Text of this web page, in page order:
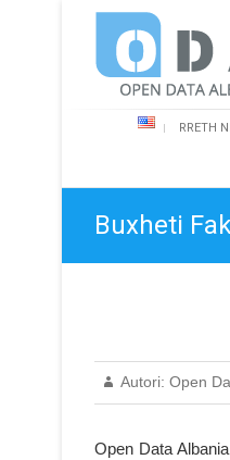
Open
RRETH
Buxheti
Autori: Open
Open Data